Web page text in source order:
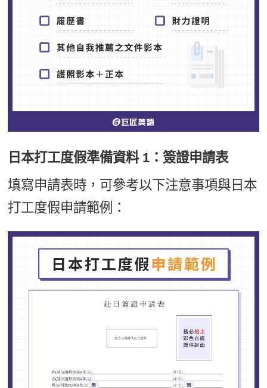
日本打工度假準備資料 1：簽證申請表
填寫申請表時，可參考以下注意事項與日本
打工度假申請範例：